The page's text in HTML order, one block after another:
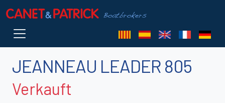
JEANNEAU LEADER 805
Verkauft